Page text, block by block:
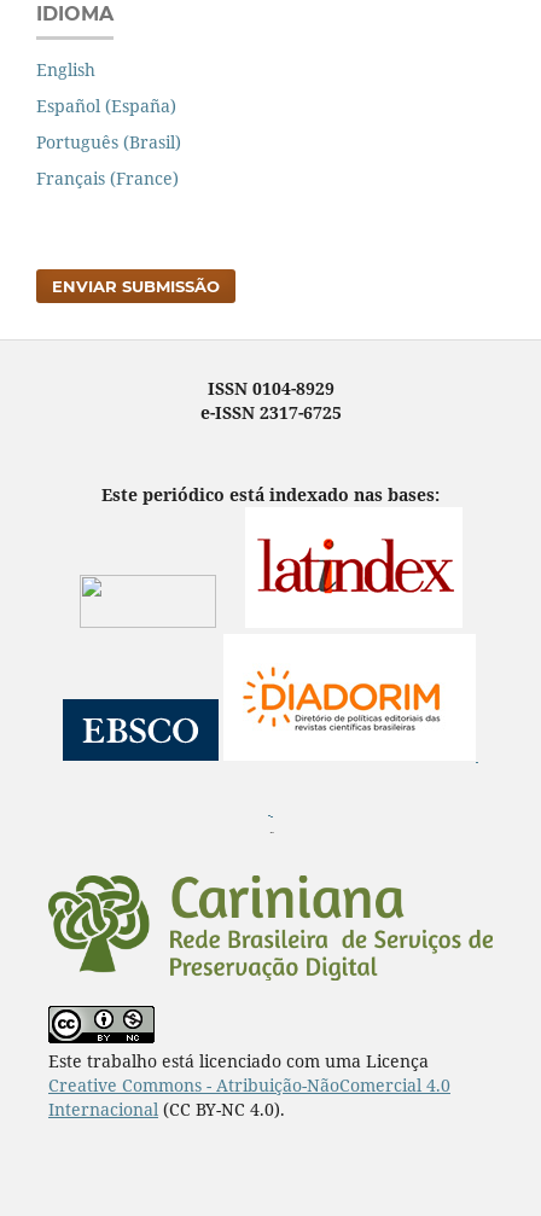
IDIOMA
English
Español (España)
Português (Brasil)
Français (France)
ENVIAR SUBMISSÃO
ISSN 0104-8929
e-ISSN 2317-6725
Este periódico está indexado nas bases:
¨
Este trabalho está licenciado com uma Licença
Creative Commons - Atribuição-NãoComercial 4.0
Internacional (CC BY-NC 4.0).